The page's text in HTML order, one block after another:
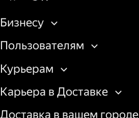
Бизнесу
Пользователям
Курьерам
Карьера в Доставке
Доставка в вашем городе